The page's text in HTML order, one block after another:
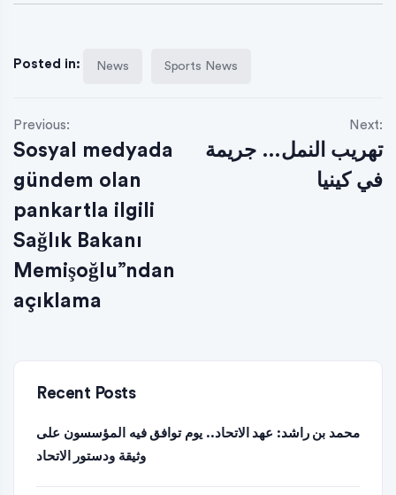
Posted in: News Sports News
Previous:
Sosyal medyada
gündem olan
pankartla ilgili
Sağlık Bakanı
Memişoğlu”ndan
açıklama
Next:
تهريب النمل… جريمة
في كينيا
Recent Posts
محمد بن راشد: عهد الاتحاد.. يوم توافق فيه المؤسسون على
وثيقة ودستور الاتحاد